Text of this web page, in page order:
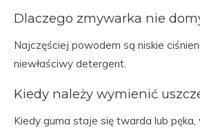
Dlaczego zmywarka nie
Najczęściej powodem są niskie
niewłaściwy detergent.
Kiedy należy wymienić
Kiedy guma staje się twarda lub